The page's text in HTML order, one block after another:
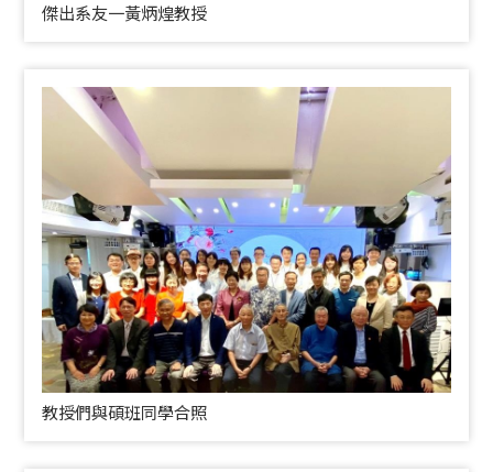
傑出系友一黃炳煌教授
教授們與碩班同學合照